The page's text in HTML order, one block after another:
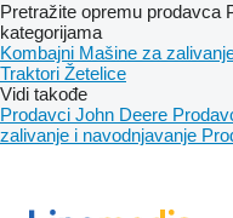
Pretražite opremu prodavca
kategorijama
Kombajni Mašine za
Traktori Žetelice
Vidi takođe
Prodavci John Deere
zalivanje i navodnjavanje